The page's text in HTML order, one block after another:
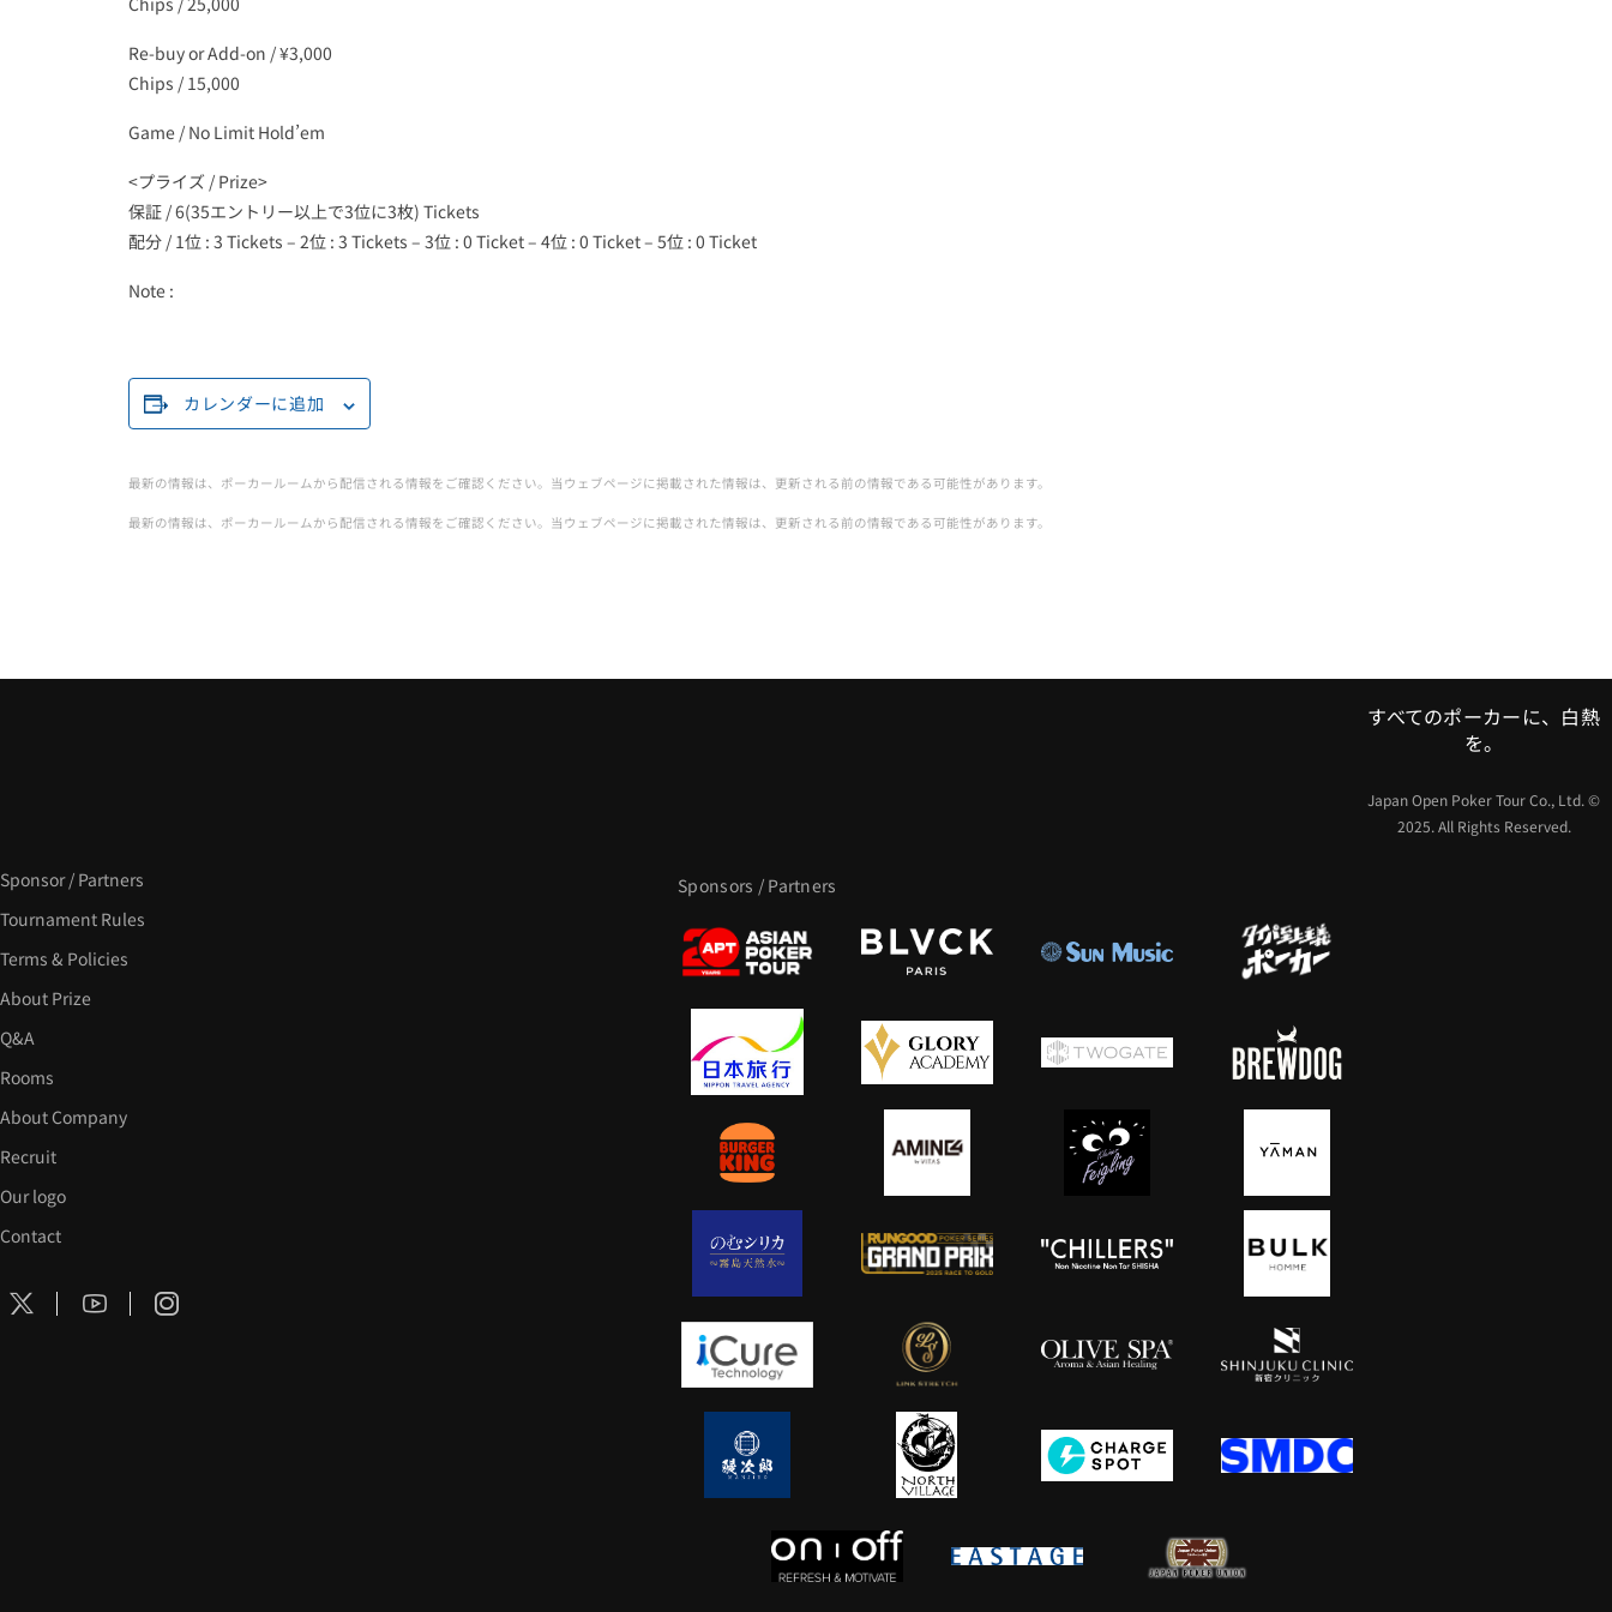
Re-buy or Add-on / ¥3,000
Chips / 15,000
Game / No Limit Hold’em
<プライズ / Prize>
保証 / 6(35エントリー以上で3位に3枚) Tickets
配分 / 1位 : 3 Tickets – 2位 : 3 Tickets – 3位 : 0 Ticket – 4位 : 0 Ticket – 5位 : 0 Ticket
Note :
カレンダーに追加
最新の情報は、ポーカールームから配信される情報をご確認ください。当ウェブページに掲載された情報は、更新される前の情報である可能性があります。
最新の情報は、ポーカールームから配信される情報をご確認ください。当ウェブページに掲載された情報は、更新される前の情報である可能性があります。
Sponsor / Partners
Tournament Rules
Terms & Policies
About Prize
Q&A
Rooms
About Company
Recruit
Our logo
Contact
Sponsors / Partners
すべてのポーカーに、白熱
を。
Japan Open Poker Tour Co., Ltd. ©
2025. All Rights Reserved.